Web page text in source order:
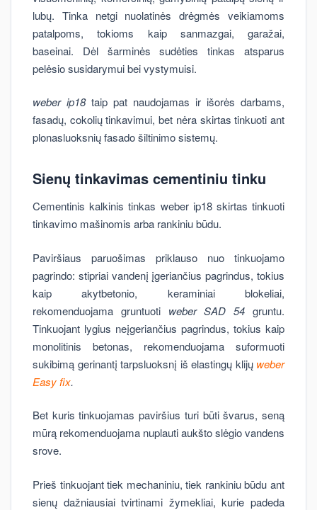
lubų. Tinka netgi nuolatinės drėgmės veikiamoms
patalpoms, tokioms kaip sanmazgai, garažai,
baseinai. Dėl šarminės sudėties tinkas atsparus
pelėsio susidarymui bei vystymuisi.
weber ip18taip pat naudojamas ir išorės darbams,
fasadų, cokolių tinkavimui, bet nėra skirtas tinkuoti ant
plonasluoksnių fasado šiltinimo sistemų.
Sienų tinkavimas cementiniu tinku
Cementinis kalkinis tinkas weber ip18 skirtas tinkuoti
tinkavimo mašinomis arba rankiniu būdu.
Paviršiaus paruošimas priklauso nuo tinkuojamo
pagrindo: stipriai vandenį įgeriančius pagrindus, tokius
kaip akytbetonio, keraminiai blokeliai,
rekomenduojama gruntuoti weber SAD 54 gruntu.
Tinkuojant lygius neįgeriančius pagrindus, tokius kaip
monolitinis betonas, rekomenduojama suformuoti
sukibimą gerinantį tarpsluoksnį iš elastingų klijų weber
Easy fix.
Bet kuris tinkuojamas paviršius turi būti švarus, seną
mūrą rekomenduojama nuplauti aukšto slėgio vandens
srove.
Prieš tinkuojant tiek mechaniniu, tiek rankiniu būdu ant
sienų dažniausiai tvirtinami žymekliai, kurie padeda